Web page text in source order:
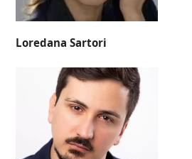
Loredana Sartori